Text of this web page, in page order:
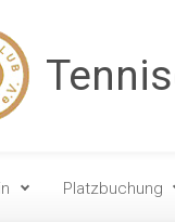
Platzbuchung